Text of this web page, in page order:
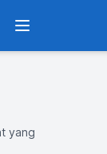
Menu
yang